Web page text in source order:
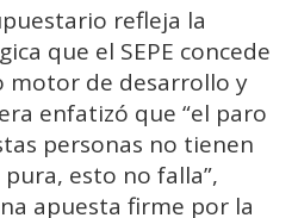
refleja la
que el SEPE concede
motor de desarrollo y
enfatizó que “el paro
personas no tienen
esto no falla”,
apuesta firme por la